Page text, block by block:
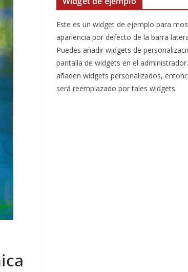
Este es un widget de ejemplo para
apariencia por defecto de la barra
Puedes añadir widgets de
pantalla de widgets en el
añaden widgets personalizados,
será reemplazado por tales widgets.